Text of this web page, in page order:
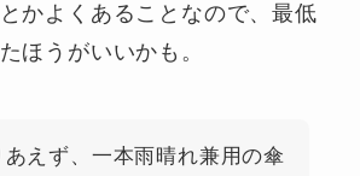
かよくあることなので、最低
ほうがいいかも。
あえず、一本雨晴れ兼用の傘